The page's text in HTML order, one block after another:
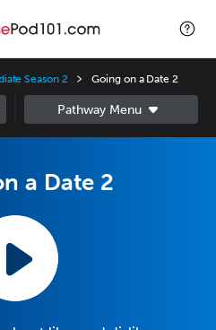
Season 2 Going on a Date 2
a Date 2